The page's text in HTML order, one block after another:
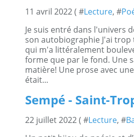
11 avril 2022 ( #Lecture, #
Je suis entré dans l'univers
son autobiographie J'ai trop
qui m'a littéralement
forme que par le fond. Une
matière! Une prose avec
était...
Sempé - Saint-
22 juillet 2022 ( #Lecture, #